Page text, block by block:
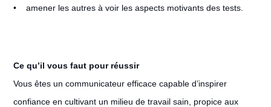
• amener les autres à voir les aspects motivants des tests.
Ce qu’il vous faut pour réussir
Vous êtes un communicateur efficace capable d’inspirer
confiance en cultivant un milieu de travail sain, propice aux